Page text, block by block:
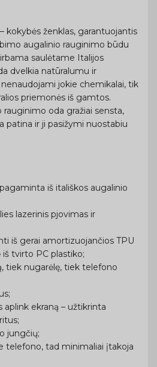
– kokybės ženklas, garantuojantis
augalinio rauginimo būdu
saulėtame Italijos
dvelkia natūralumu ir
jokie chemikalai, tik
priemonės iš gamtos.
rauginimo oda gražiai sensta,
patina ir ji pasižymi nuostabiu
iš itališkos augalinio
lazerinis pjovimas ir
iš gerai amortizuojančios TPU
tvirto PC plastiko;
tiek nugarėlę, tiek telefono
ekraną – užtikrinta
jungčių;
telefono, tad minimaliai įtakoja